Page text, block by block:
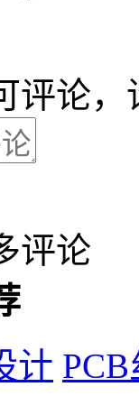
评论，
评论
计